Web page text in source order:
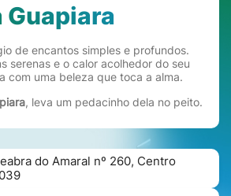
Guapiara
de encantos simples e profundos.
serenas e o calor acolhedor do seu
com uma beleza que toca a alma.
, leva um pedacinho dela no peito.
do Amaral nº 260, Centro